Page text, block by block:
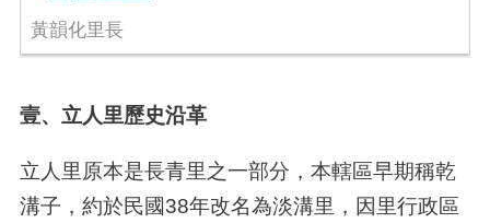
黃韻化里長
壹、立人里歷史沿革
立人里原本是長青里之一部分，本轄區早期稱乾
溝子，約於民國38年改名為淡溝里，因里行政區